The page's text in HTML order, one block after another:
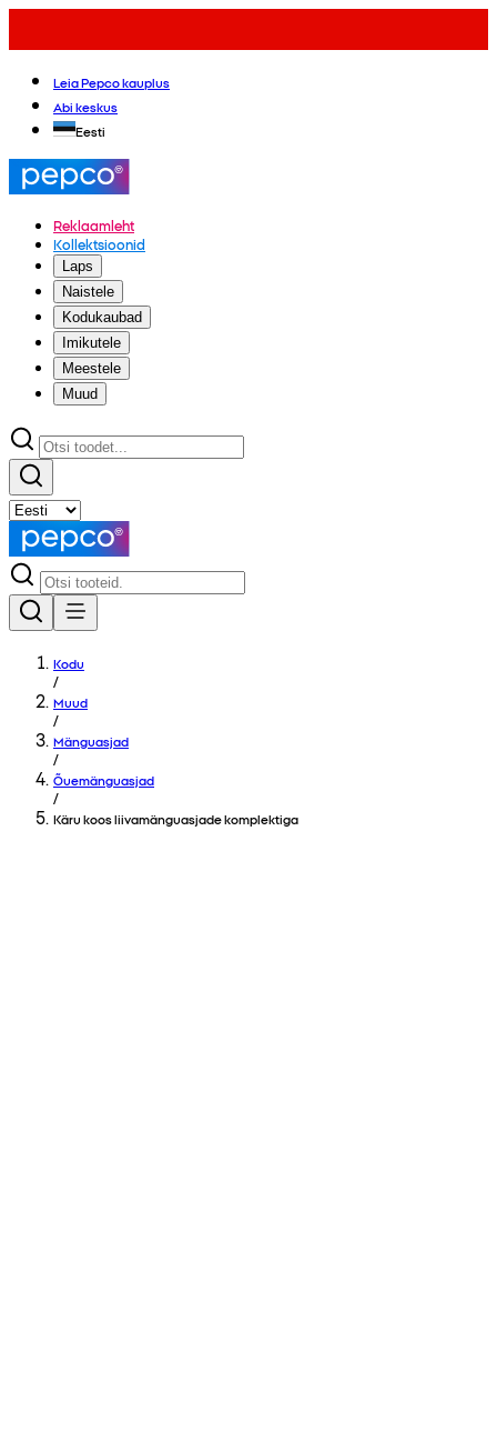
Leia Pepco kauplus
Abi keskus
Eesti
Reklaamleht
Kollektsioonid
Laps
Naistele
Kodukaubad
Imikutele
Meestele
Muud
Kodu
/
Muud
/
Mänguasjad
/
Õuemänguasjad
/
Käru koos liivamänguasjade komplektiga